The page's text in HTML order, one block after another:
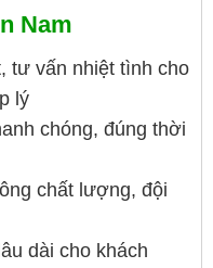
Nam
tư vấn nhiệt tình cho
lý
chóng, đúng thời
chất lượng, đội
dài cho khách